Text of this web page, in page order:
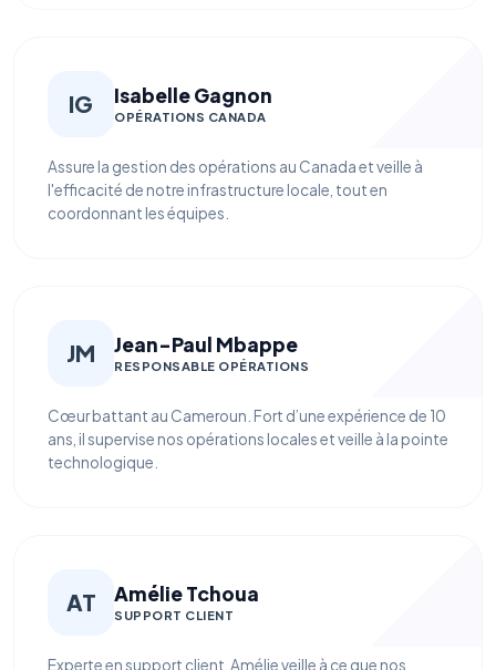
IG Isabelle Gagnon
OPÉRATIONS CANADA
Assure la gestion des opérations au Canada et veille à
l'efficacité de notre infrastructure locale, tout en
coordonnant les équipes.
JM Jean-Paul Mbappe
RESPONSABLE OPÉRATIONS
Cœur battant au Cameroun. Fort d’une expérience de 10
ans, il supervise nos opérations locales et veille à la pointe
technologique.
AT Amélie Tchoua
SUPPORT CLIENT
Experte en support client, Amélie veille à ce que nos